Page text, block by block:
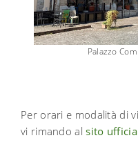
Palazzo
Per orari e modalità di
vi rimando alsito